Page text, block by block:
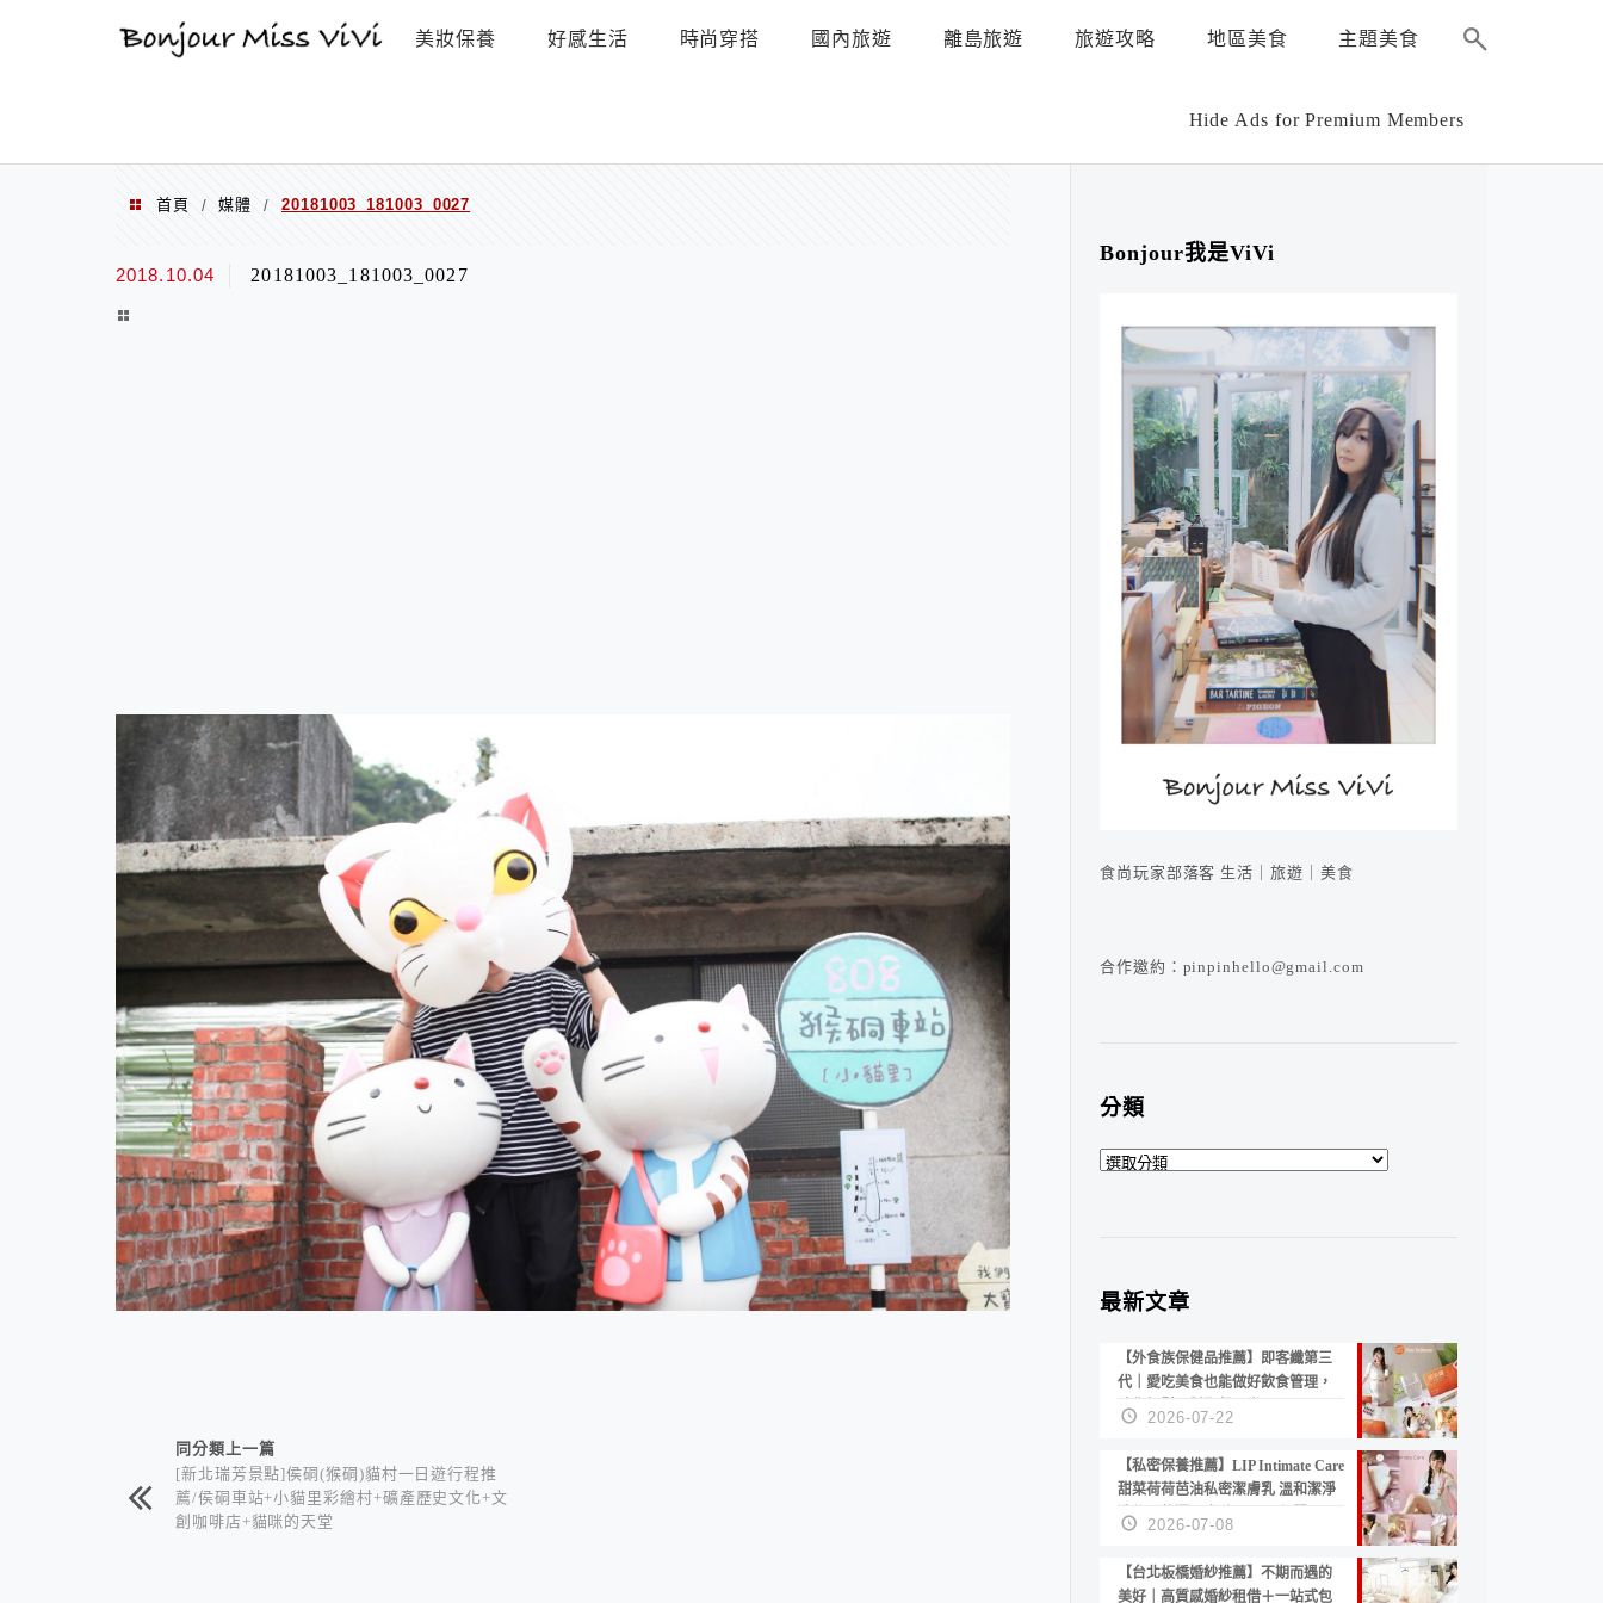
美妝保養 好感生活 時尚穿搭 國內旅遊 離島旅遊 旅遊攻略 地區美食 主題美食
Hide Ads for Premium Members
首頁 / 媒體 / 20181003_181003_0027
2018.10.04 20181003_181003_0027
相連文章同分類上一篇
[新北瑞芳景點]侯硐(猴硐)貓村一日遊行程推
薦/侯硐車站+小貓里彩繪村+礦產歷史文化+文
創咖啡店+貓咪的天堂
Bonjour我是ViVi
食尚玩家部落客 生活｜旅遊｜美食
合作邀約：pinpinhello@gmail.com
分類
分
最新文章
【外食族保健品推薦】即客纖第三
代｜愛吃美食也能做好飲食管理，
陪你輕鬆面對聚餐日常！
2026-07-22
【私密保養推薦】LIP Intimate Care
甜菜荷荷芭油私密潔膚乳 溫和潔淨
洗後不乾澀 不起泡反而更舒服！
2026-07-08
【台北板橋婚紗推薦】不期而遇的
美好｜高質感婚紗租借＋一站式包